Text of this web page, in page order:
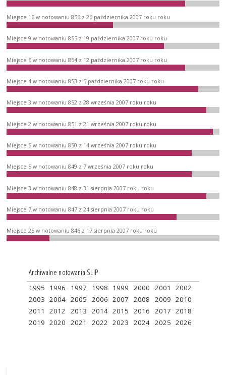
Miejsce 16 w notowaniu 856 z 26 października 2007 roku roku
Miejsce 9 w notowaniu 855 z 19 października 2007 roku roku
Miejsce 6 w notowaniu 854 z 12 października 2007 roku roku
Miejsce 4 w notowaniu 853 z 5 października 2007 roku roku
Miejsce 3 w notowaniu 852 z 28 września 2007 roku roku
Miejsce 2 w notowaniu 851 z 21 września 2007 roku roku
Miejsce 5 w notowaniu 850 z 14 września 2007 roku roku
Miejsce 5 w notowaniu 849 z 7 września 2007 roku roku
Miejsce 3 w notowaniu 848 z 31 sierpnia 2007 roku roku
Miejsce 7 w notowaniu 847 z 24 sierpnia 2007 roku roku
Miejsce 25 w notowaniu 846 z 17 sierpnia 2007 roku roku
Archiwalne notowania SLIP
1995 1996 1997 1998 1999 2000 2001
2002
2003 2004 2005 2006 2007 2008 2009 2010
2011
2012 2013 2014 2015 2016 2017 2018
2019 2020 2021 2022 2023 2024 2025 2026